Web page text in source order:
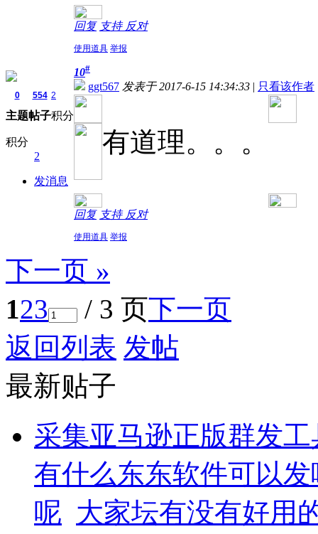
回复 支持 反对
使用道具 举报
0
主题
554
帖子
2
积分
积分
2
发消息
10#
ggt567 发表于 2017-6-15 14:34:33 | 只看该作者
有道理。。。
回复 支持 反对
使用道具 举报
下一页 »
123 / 3 页下一页
返回列表 发帖
最新贴子
采集亚马逊正版群发
有什么东东软件可以发
呢 大家坛有没有好用